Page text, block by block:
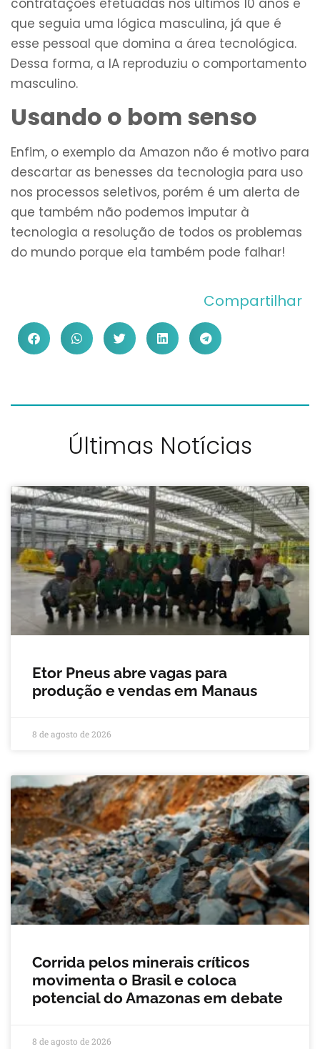
que seguia uma lógica masculina, já que é
esse pessoal que domina a área tecnológica.
Dessa forma, a IA reproduziu o comportamento
masculino.
Usando o bom senso
Enfim, o exemplo da Amazon não é motivo para
descartar as benesses da tecnologia para uso
nos processos seletivos, porém é um alerta de
que também não podemos imputar à
tecnologia a resolução de todos os problemas
do mundo porque ela também pode falhar!
Compartilhar
Últimas Notícias
Etor Pneus abre vagas para
produção e vendas em Manaus
8 de agosto de 2026
Corrida pelos minerais críticos
movimenta o Brasil e coloca
potencial do Amazonas em debate
8 de agosto de 2026